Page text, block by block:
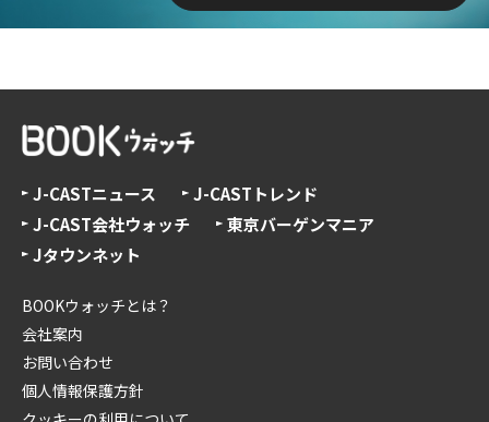
J-CASTニュース
J-CASTトレンド
J-CAST会社ウォッチ
東京バーゲンマニア
Jタウンネット
BOOKウォッチとは？
会社案内
お問い合わせ
個人情報保護方針